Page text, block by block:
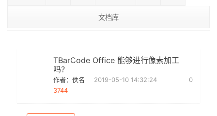
文档库
TBarCode Office 能够进行像素加工
吗？
作者：佚名
2019-05-10 14:32:24
3744
0